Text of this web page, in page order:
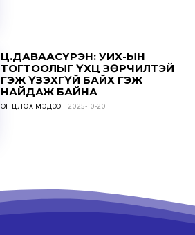
Ц.ДАВААСҮРЭН: УИХ-ЫН
ТОГТООЛЫГ ҮХЦ ЗӨРЧИЛТЭЙ
ГЭЖ ҮЗЭХГҮЙ БАЙХ ГЭЖ
НАЙДАЖ БАЙНА
ОНЦЛОХ МЭДЭЭ 2025-10-20